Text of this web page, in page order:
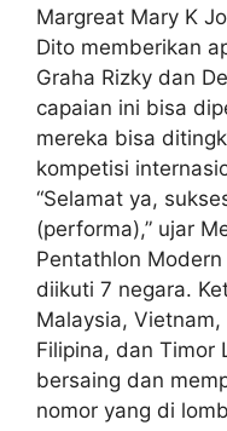
Margreat Mary K
Dito memberikan
Graha Rizky dan
capaian ini bisa
mereka bisa
kompetisi
“Selamat ya,
(performa),” ujar
Pentathlon
diikuti 7 negara.
Malaysia,
Filipina, dan Timor
bersaing dan
nomor yang di